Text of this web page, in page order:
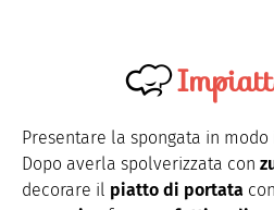
Presentare la spongata in
Dopo averla spolverizzata con
decorare il piatto di portata